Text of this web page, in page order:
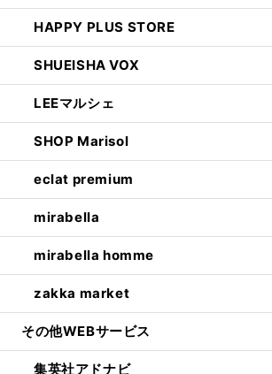
HAPPY PLUS STORE
SHUEISHA VOX
LEEマルシェ
SHOP Marisol
eclat premium
mirabella
mirabella homme
zakka market
その他WEBサービス
集英社アドナビ